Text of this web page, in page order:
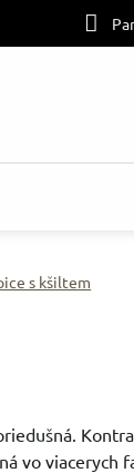
s kšiltem
vo viacerych